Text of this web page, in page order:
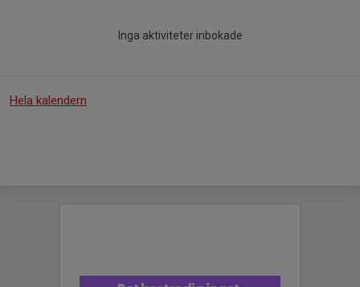
Inga aktiviteter inbokade
Hela kalendern